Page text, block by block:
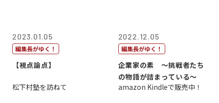
2023.01.05
編集長がゆく！
【視点論点】
松下村塾を訪ねて
2022.12.05
編集長がゆく！
企業家の素 〜挑戦者たち
の物語が詰まっている〜
amazon Kindleで販売中！